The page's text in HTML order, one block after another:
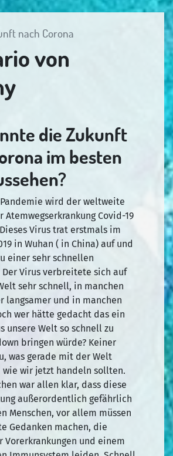
nach Corona
von
die Zukunft
im besten
Pandemie wird der weltweite
Atemwegserkrankung Covid-19
Virus trat erstmals im
in Wuhan ( in China) auf und
einer sehr schnellen
Virus verbreitete sich auf
sehr schnell, in manchen
langsamer und in manchen
wer hätte gedacht das ein
unsere Welt so schnell zu
bringen würde? Keiner
was gerade mit der Welt
wie wir jetzt handeln sollten.
war allen klar, dass diese
außerordentlich gefährlich
Menschen, vor allem müssen
Gedanken machen, die
Vorerkrankungen und einem